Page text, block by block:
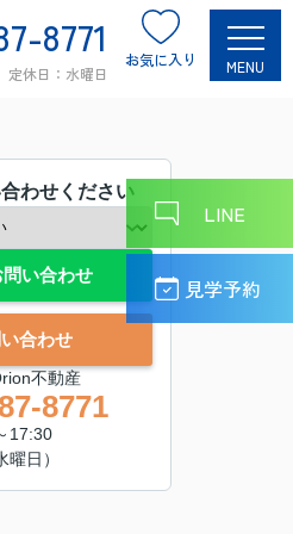
8771
休日：水曜日
お気に入り MENU
LINE
見学予約
わせください
い合わせ
合わせ
不動産
8771
17:30
曜日）